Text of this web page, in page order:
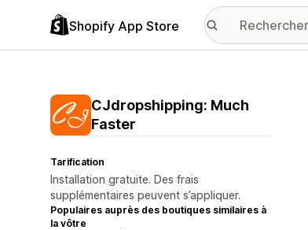
Shopify App Store
CJdropshipping: Much
Faster
Tarification
Installation gratuite. Des frais
supplémentaires peuvent s’appliquer.
Populaires auprès des boutiques similaires à
la vôtre